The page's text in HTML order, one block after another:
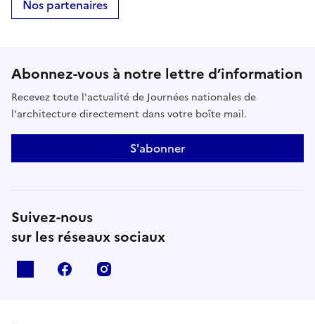
Nos partenaires
Abonnez-vous à notre lettre d’information
Recevez toute l'actualité de Journées nationales de
l'architecture directement dans votre boîte mail.
S'abonner
Suivez-nous
sur les réseaux sociaux
facebook